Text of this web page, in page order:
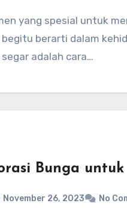
yang spesial untuk
berarti dalam
adalah cara…
Bunga
November 26, 2023 No